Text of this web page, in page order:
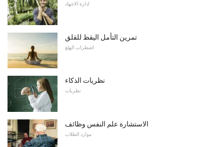
ادارة الاجهاد
تمرين التأمل اليقظ للقلق
اضطراب الهلع
نظريات الذكاء
نظريات
الاستشارة علم النفس وظائف
موارد الطلاب